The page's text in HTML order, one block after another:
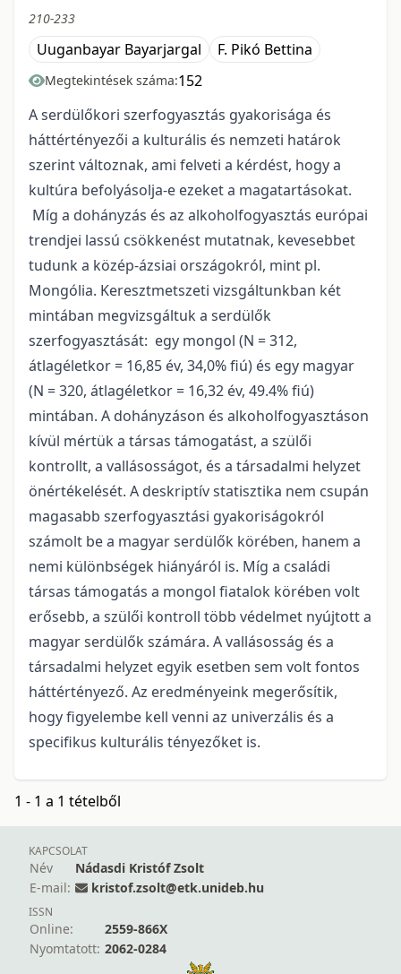
210-233
Uuganbayar Bayarjargal F. Pikó Bettina
Megtekintések száma:152
A serdülőkori szerfogyasztás gyakorisága és
háttértényezői a kulturális és nemzeti határok
szerint változnak, ami felveti a kérdést, hogy a
kultúra befolyásolja-e ezeket a magatartásokat.
Míg a dohányzás és az alkoholfogyasztás európai
trendjei lassú csökkenést mutatnak, kevesebbet
tudunk a közép-ázsiai országokról, mint pl.
Mongólia. Keresztmetszeti vizsgáltunkban két
mintában megvizsgáltuk a serdülők
szerfogyasztását: egy mongol (N = 312,
átlagéletkor = 16,85 év, 34,0% fiú) és egy magyar
(N = 320, átlagéletkor = 16,32 év, 49.4% fiú)
mintában. A dohányzáson és alkoholfogyasztáson
kívül mértük a társas támogatást, a szülői
kontrollt, a vallásosságot, és a társadalmi helyzet
önértékelését. A deskriptív statisztika nem csupán
magasabb szerfogyasztási gyakoriságokról
számolt be a magyar serdülők körében, hanem a
nemi különbségek hiányáról is. Míg a családi
társas támogatás a mongol fiatalok körében volt
erősebb, a szülői kontroll több védelmet nyújtott a
magyar serdülők számára. A vallásosság és a
társadalmi helyzet egyik esetben sem volt fontos
háttértényező. Az eredményeink megerősítik,
hogy figyelembe kell venni az univerzális és a
specifikus kulturális tényezőket is.
1 - 1 a 1 tételből
KAPCSOLAT
Név
Nádasdi Kristóf Zsolt
E-mail:
kristof.zsolt@etk.unideb.hu
ISSN
Online:
2559-866X
Nyomtatott: 2062-0284